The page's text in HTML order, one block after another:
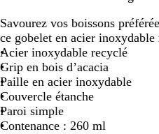
i
r
a
n
c
g
e
n
t
é
m
a
t
i
g
e
Savourez vos boissons
ce gobelet en acier inoxydable
Acier inoxydable recyclé
Grip en bois d’acacia
Paille en acier inoxydable
Couvercle étanche
Paroi simple
Contenance : 260 ml